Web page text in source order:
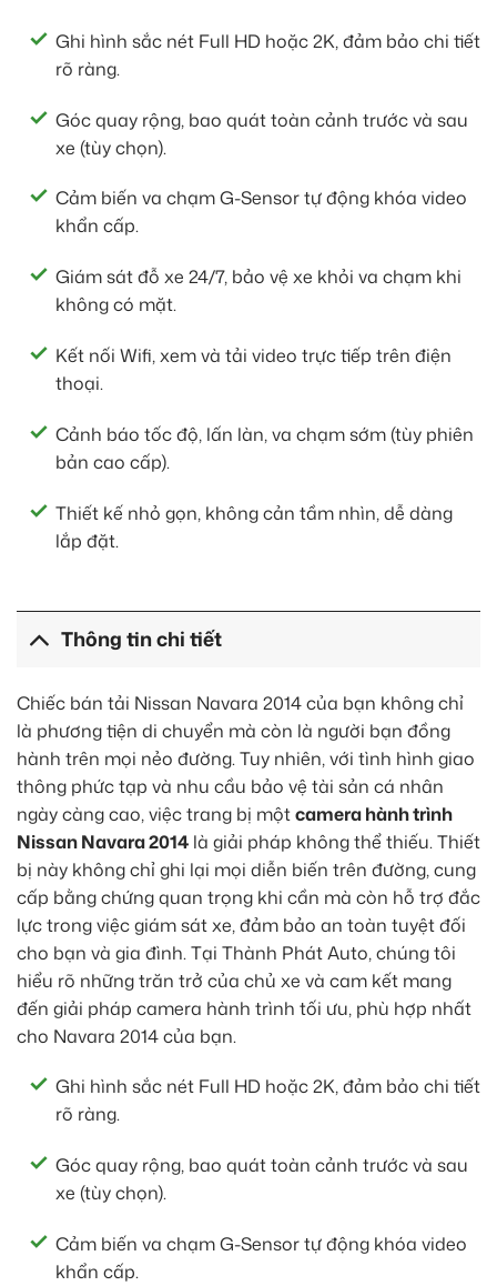
Ghi hình sắc nét Full HD hoặc 2K, đảm bảo chi tiết
rõ ràng.
Góc quay rộng, bao quát toàn cảnh trước và sau
xe (tùy chọn).
Cảm biến va chạm G-Sensor tự động khóa video
khẩn cấp.
Giám sát đỗ xe 24/7, bảo vệ xe khỏi va chạm khi
không có mặt.
Kết nối Wifi, xem và tải video trực tiếp trên điện
thoại.
Cảnh báo tốc độ, lấn làn, va chạm sớm (tùy phiên
bản cao cấp).
Thiết kế nhỏ gọn, không cản tầm nhìn, dễ dàng
lắp đặt.
Thông tin chi tiết
Chiếc bán tải Nissan Navara 2014 của bạn không chỉ
là phương tiện di chuyển mà còn là người bạn đồng
hành trên mọi nẻo đường. Tuy nhiên, với tình hình giao
thông phức tạp và nhu cầu bảo vệ tài sản cá nhân
ngày càng cao, việc trang bị mộtcamera hành trình
Nissan Navara 2014 là giải pháp không thể thiếu. Thiết
bị này không chỉ ghi lại mọi diễn biến trên đường, cung
cấp bằng chứng quan trọng khi cần mà còn hỗ trợ đắc
lực trong việc giám sát xe, đảm bảo an toàn tuyệt đối
cho bạn và gia đình. Tại Thành Phát Auto, chúng tôi
hiểu rõ những trăn trở của chủ xe và cam kết mang
đến giải pháp camera hành trình tối ưu, phù hợp nhất
cho Navara 2014 của bạn.
Ghi hình sắc nét Full HD hoặc 2K, đảm bảo chi tiết
rõ ràng.
Góc quay rộng, bao quát toàn cảnh trước và sau
xe (tùy chọn).
Cảm biến va chạm G-Sensor tự động khóa video
khẩn cấp.